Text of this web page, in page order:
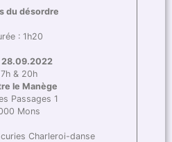
du désordre
: 1h20
28.09.2022
& 20h
le Manège
Passages 1
Mons
Charleroi-danse